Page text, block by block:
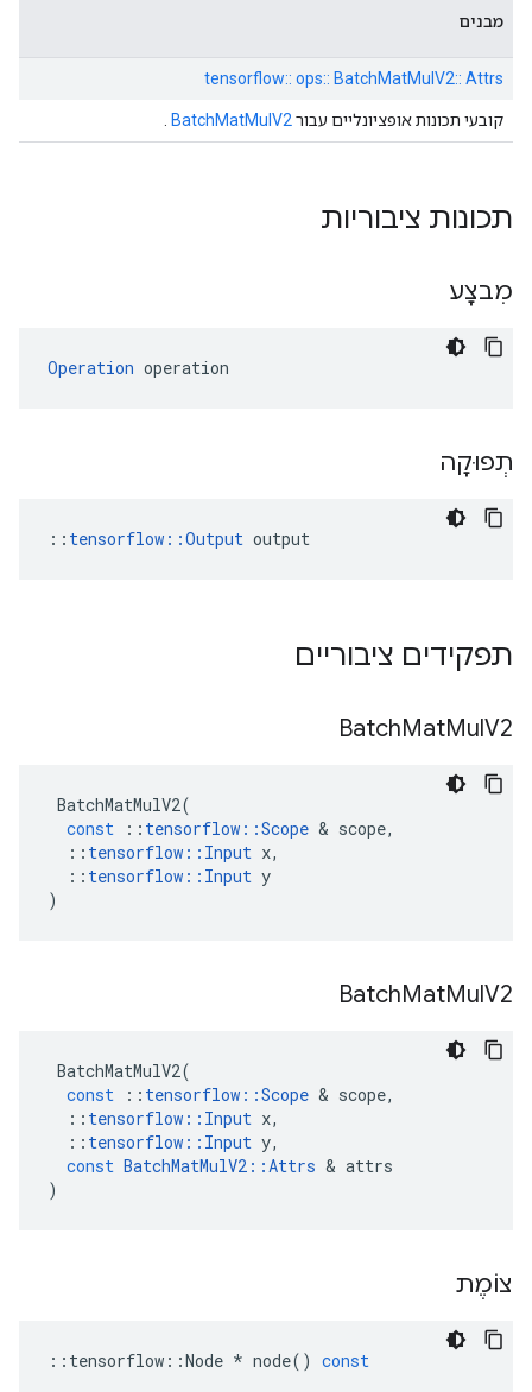
מבנים
tensorflow:: ops:: BatchMatMulV2:: Attrs
קובעי תכונות אופציונליים עבור BatchMatMulV2
תכונות ציבוריות
מִבצָע
Operation operation
תְפוּקָה
:: tensorflow::Output output
תפקידים ציבוריים
BatchMatMulV2
BatchMatMulV2(
const
:: tensorflow ::Scope & scope,
:: tensorflow :: Input x,
:: tensorflow :: Input y
)
BatchMatMulV2
BatchMatMulV2(
const
:: tensorflow ::Scope & scope,
:: tensorflow :: Input x,
:: tensorflow :: Input y,
const BatchMatMulV2 ::Attrs & attrs
)
צוֹמֶת
:: tensorflow ::Node * node() const